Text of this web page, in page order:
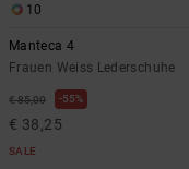
10
Manteca 4
Frauen Weiss Lederschuhe
€ 85,00 55%
€ 38,25
SALE